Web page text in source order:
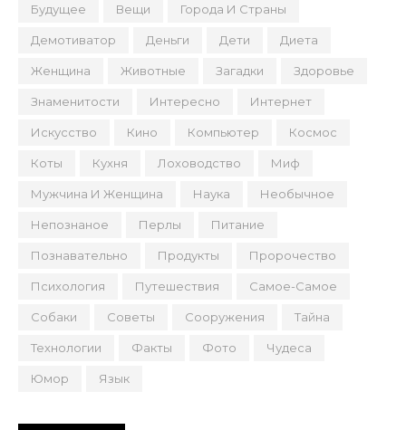
Будущее Вещи Города И Страны
Демотиватор Деньги Дети Диета
Женщина Животные Загадки Здоровье
Знаменитости Интересно Интернет
Искусство Кино Компьютер Космос
Коты Кухня Лоховодство Миф
Мужчина И Женщина Наука Необычное
Непознаное Перлы Питание
Познавательно Продукты Пророчество
Психология Путешествия Самое-Самое
Собаки Советы Сооружения Тайна
Технологии Факты Фото Чудеса
Юмор Язык